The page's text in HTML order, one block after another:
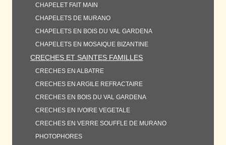
CHAPELET FAIT MAIN
CHAPELETS DE MURANO
CHAPELETS EN BOIS DU VAL GARDENA
CHAPELETS EN MOSAIQUE BIZANTINE
CRECHES ET SAINTES FAMILLES
CRECHES EN ALBATRE
CRECHES EN ARGILE REFRACTAIRE
CRECHES EN BOIS DU VAL GARDENA
CRECHES EN IVOIRE VEGETALE
CRECHES EN VERRE SOUFFLE DE MURANO
PHOTOPHORES